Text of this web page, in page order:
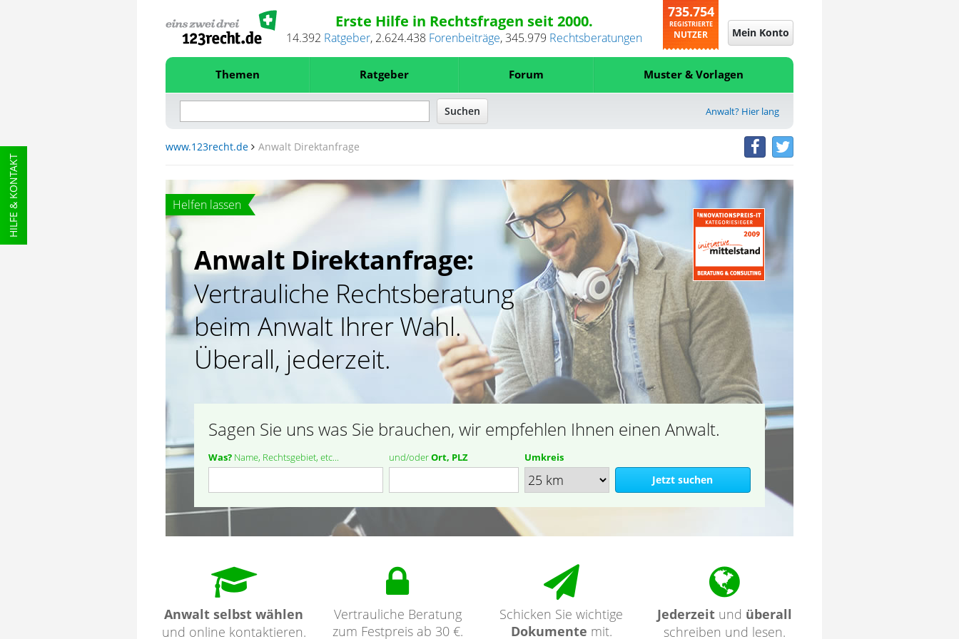
HILFE & KONTAKT
Erste Hilfe in Rechtsfragen seit 2000.
14.392 Ratgeber, 2.624.438 Forenbeiträge,345.979 Rechtsberatungen
735.754
REGISTRIERTE
NUTZER Mein Konto
Themen Ratgeber Forum Muster & Vorlagen
Anwalt? Hier lang
www.123recht.de Anwalt Direktanfrage
Helfen lassen
Anwalt Direktanfrage:
Vertrauliche Rechtsberatung
beim Anwalt Ihrer Wahl.
Überall, jederzeit.
Sagen Sie uns was Sie brauchen, wir empfehlen Ihnen einen Anwalt.
Was? Name, Rechtsgebiet, etc... und/oderOrt, PLZ Umkreis
Anwalt selbst wählen
und online kontaktieren.
Vertrauliche Beratung
zum Festpreis ab 30 €.
Schicken Sie wichtige
Dokumente mit.
Jederzeit und überall
schreiben und lesen.